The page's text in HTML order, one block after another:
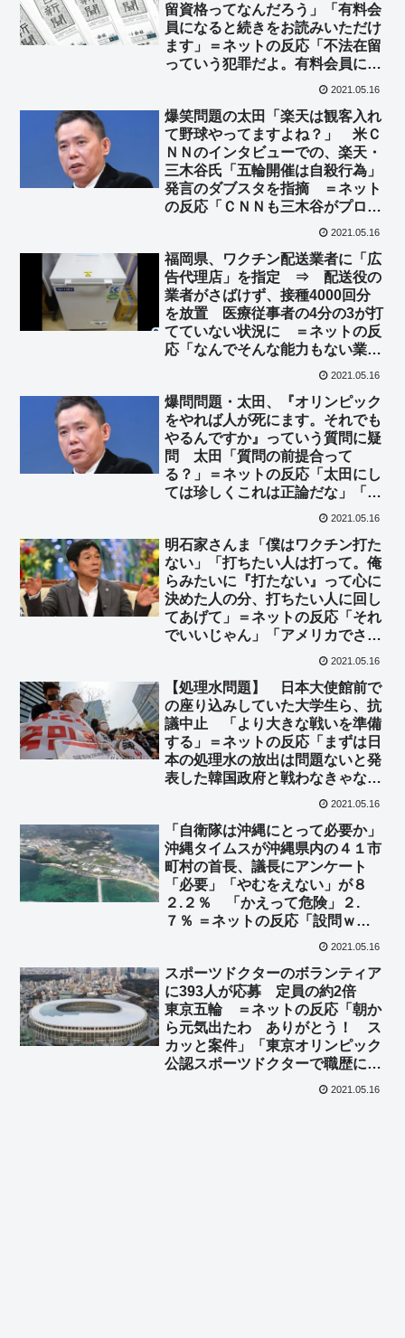
留資格ってなんだろう」「有料会
員になると続きをお読みいただけ
ます」＝ネットの反応「不法在留
っていう犯罪だよ。有料会員にな
らなくても知ってるｗ」
2021.05.16
爆笑問題の太田「楽天は観客入れ
て野球やってますよね？」 米Ｃ
ＮＮのインタビューでの、楽天・
三木谷氏「五輪開催は自殺行為」
発言のダブスタを指摘 ＝ネット
の反応「ＣＮＮも三木谷がプロ球
団を持ってて、毎日観客入れてゲ
ろうか」
2021.05.16
福岡県、ワクチン配送業者に「広
告代理店」を指定 ⇒ 配送役の
業者がさばけず、接種4000回分
を放置 医療従事者の4分の3が打
てていない状況に ＝ネットの反
応「なんでそんな能力もない業者
が手を挙げるんだよ！」「能力以
2021.05.16
爆問問題・太田、『オリンピック
をやれば人が死にます。それでも
やるんですか』っていう質問に疑
問 太田「質問の前提合って
る？」＝ネットの反応「太田にし
ては珍しくこれは正論だな」「#
これ玉川はなんて言ってるの？」
2021.05.16
明石家さんま「僕はワクチン打た
ない」「打ちたい人は打って。俺
らみたいに『打たない』って心に
決めた人の分、打ちたい人に回し
てあげて」＝ネットの反応「それ
でいいじゃん」「アメリカでさえ
接種率50％で頭打ちだからね」
2021.05.16
【処理水問題】 日本大使館前で
の座り込みしていた大学生ら、抗
議中止 「より大きな戦いを準備
する」＝ネットの反応「まずは日
本の処理水の放出は問題ないと発
表した韓国政府と戦わなきゃな！
2021.05.16
「自衛隊は沖縄にとって必要か」
沖縄タイムスが沖縄県内の４１市
町村の首長、議長にアンケート
「必要」「やむをえない」が８
２.２％ 「かえって危険」２.
７％ ＝ネットの反応「設問ｗｗ
姑息すぎｗｗ」「なんで回答の選
目が有るんだよｗ」
2021.05.16
スポーツドクターのボランティア
に393人が応募 定員の約2倍
東京五輪 ＝ネットの反応「朝か
ら元気出たわ ありがとう！ ス
カッと案件」「東京オリンピック
公認スポーツドクターで職歴に箔
がつくしな」「#これ玉川はなん
2021.05.16